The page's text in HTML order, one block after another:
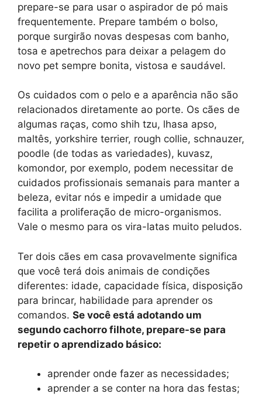
prepare-se para usar o aspirador de pó mais
frequentemente. Prepare também o bolso,
porque surgirão novas despesas com banho,
tosa e apetrechos para deixar a pelagem do
novo pet sempre bonita, vistosa e saudável.
Os cuidados com o pelo e a aparência não são
relacionados diretamente ao porte. Os cães de
algumas raças, como shih tzu, lhasa apso,
maltês, yorkshire terrier, rough collie, schnauzer,
poodle (de todas as variedades), kuvasz,
komondor, por exemplo, podem necessitar de
cuidados profissionais semanais para manter a
beleza, evitar nós e impedir a umidade que
facilita a proliferação de micro-organismos.
Vale o mesmo para os vira-latas muito peludos.
Ter dois cães em casa provavelmente significa
que você terá dois animais de condições
diferentes: idade, capacidade física, disposição
para brincar, habilidade para aprender os
comandos. Se você está adotando um
segundo cachorro filhote, prepare-se para
repetir o aprendizado básico:
aprender onde fazer as necessidades;
aprender a se conter na hora das festas;